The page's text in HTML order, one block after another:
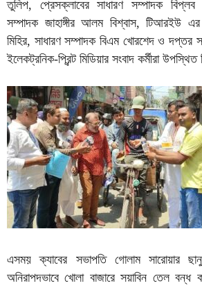
তুলিপ, প্রেসক্লাবের সাধারণ সম্পাদক বিপ্লব
সম্পাদক জাহাঙ্গীর আলম বিশ্বাস, টিআরইউ
মিহির, সাধারণ সম্পাদক বিএম খোরশেদ ও
ইলেকট্রনিক-প্রিন্ট মিডিয়ার সংবাদ কর্মীরা উপস্থিত
এসময় ক্যাবের সভাপতি গোলাম সারোয়ার
অনিরাপদভাবে খোলা বাজারে সয়াবিন তেল বন্ধ